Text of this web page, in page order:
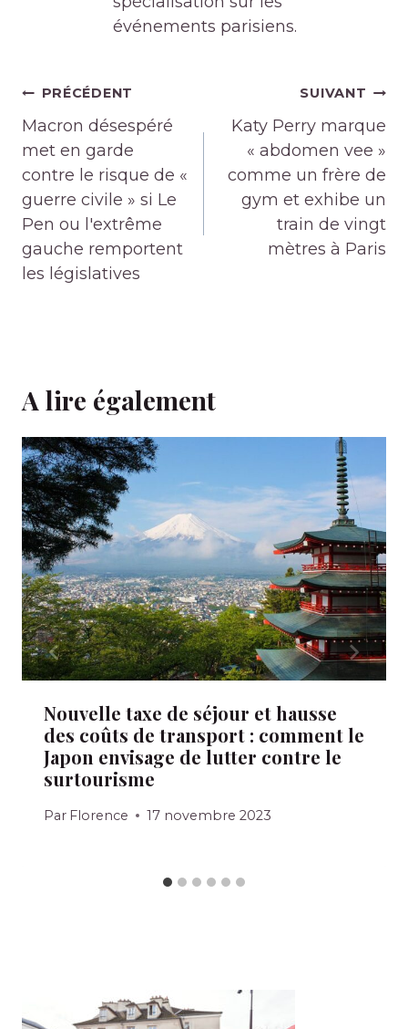
événements parisiens.
Navigation
de
l’article
PRÉCÉDENT
Macron désespéré
met en garde
contre le risque de «
guerre civile » si Le
Pen ou l'extrême
gauche remportent
les législatives
SUIVANT
Katy Perry marque
« abdomen vee »
comme un frère de
gym et exhibe un
train de vingt
mètres à Paris
A lire également
Nouvelle taxe de séjour et hausse
des coûts de transport : comment le
Japon envisage de lutter contre le
surtourisme
Par Florence 17 novembre 2023